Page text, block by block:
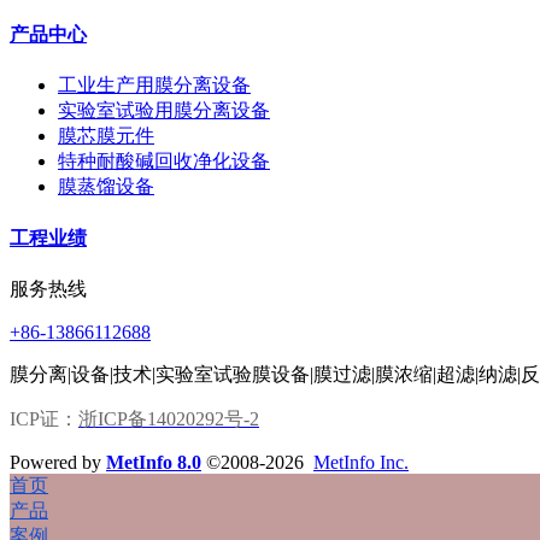
产品中心
工业生产用膜分离设备
实验室试验用膜分离设备
膜芯膜元件
特种耐酸碱回收净化设备
膜蒸馏设备
工程业绩
服务热线
+86-13866112688
膜分离|设备|技术|实验室试验膜设备|膜过滤|膜浓缩|超滤|纳滤|
ICP证： 浙ICP备14020292号-2
Powered by MetInfo 8.0 ©2008-2026 MetInfo Inc.
首页
产品
案例